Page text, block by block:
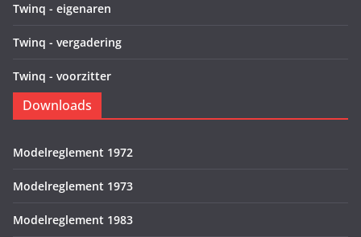
Twinq - eigenaren
Twinq - vergadering
Twinq - voorzitter
Downloads
Modelreglement 1972
Modelreglement 1973
Modelreglement 1983